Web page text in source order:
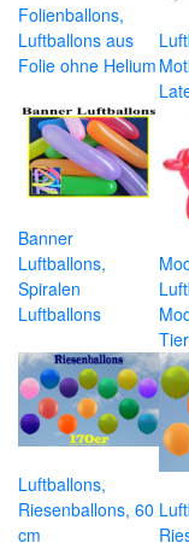
Folienballons,
Luftballons aus
Folie ohne Helium
Banner
Luftballons,
Spiralen
Luftballons
Luftballons,
Riesenballons, 60
cm